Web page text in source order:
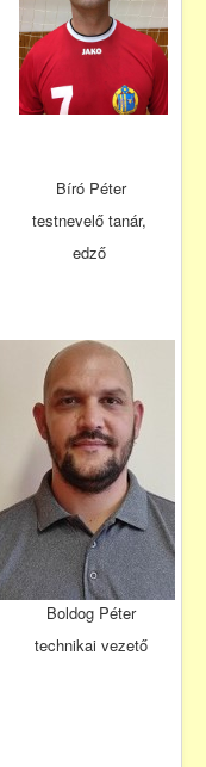
Bíró Péter
testnevelő tanár,
edző
Boldog Péter
technikai vezető